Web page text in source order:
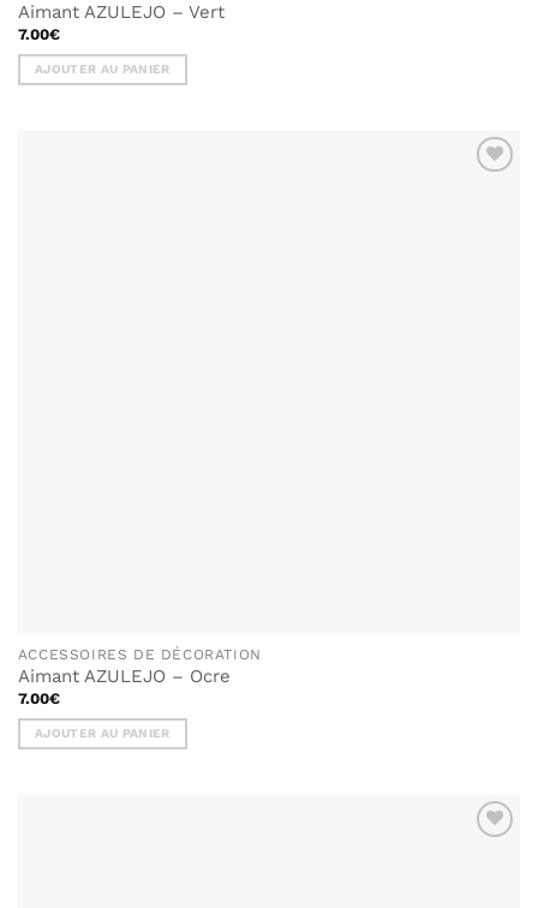
Aimant AZULEJO – Vert
7.00€
AJOUTER AU PANIER
ACCESSOIRES DE DÉCORATION
Aimant AZULEJO – Ocre
7.00€
AJOUTER AU PANIER